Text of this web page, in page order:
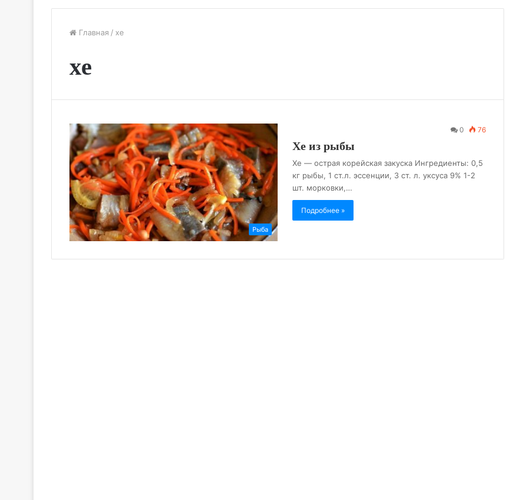
Главная / хе
хе
Рыба
0 76
Хе из рыбы
Хе — острая корейская закуска Ингредиенты: 0,5
кг рыбы, 1 ст.л. эссенции, 3 ст. л. уксуса 9% 1-2
шт. морковки,…
Подробнее »